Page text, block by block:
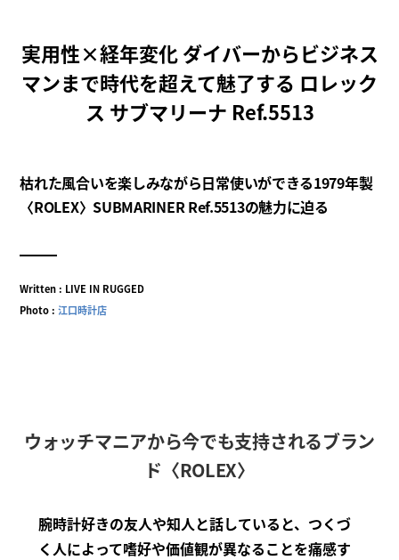
実用性×経年変化 ダイバーからビジネス
マンまで時代を超えて魅了する ロレック
ス サブマリーナ Ref.5513
枯れた風合いを楽しみながら日常使いができる1979年製
〈ROLEX〉SUBMARINER Ref.5513の魅力に迫る
Written : LIVE IN RUGGED
Photo :江口時計店
ウォッチマニアから今でも支持されるブラン
ド〈ROLEX〉
腕時計好きの友人や知人と話していると、つくづ
く人によって嗜好や価値観が異なることを痛感す